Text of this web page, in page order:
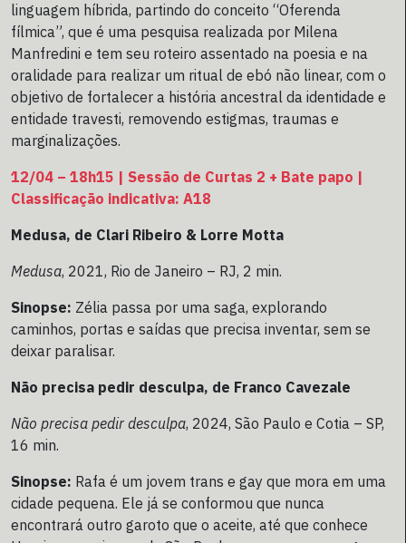
linguagem híbrida, partindo do conceito “Oferenda
fílmica”, que é uma pesquisa realizada por Milena
Manfredini e tem seu roteiro assentado na poesia e na
oralidade para realizar um ritual de ebó não linear, com o
objetivo de fortalecer a história ancestral da identidade e
entidade travesti, removendo estigmas, traumas e
marginalizações.
12/04 – 18h15 | Sessão de Curtas 2 + Bate papo |
Classificação indicativa: A18
Medusa, de Clari Ribeiro & Lorre Motta
Medusa, 2021, Rio de Janeiro – RJ, 2 min.
Sinopse: Zélia passa por uma saga, explorando
caminhos, portas e saídas que precisa inventar, sem se
deixar paralisar.
Não precisa pedir desculpa, de Franco Cavezale
Não precisa pedir desculpa, 2024, São Paulo e Cotia – SP,
16 min.
Sinopse: Rafa é um jovem trans e gay que mora em uma
cidade pequena. Ele já se conformou que nunca
encontrará outro garoto que o aceite, até que conhece